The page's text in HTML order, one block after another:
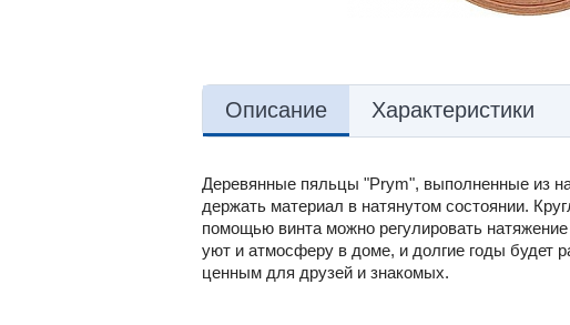
Описание Характеристики
Деревянные пяльцы "Prym", выполненные из
держать материал в натянутом состоянии.
помощью винта можно регулировать
уют и атмосферу в доме, и долгие годы будет
ценным для друзей и знакомых.